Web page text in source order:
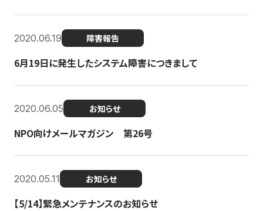
2020.06.19 障害報告
6月19日に発生したシステム障害につきまして
2020.06.05 お知らせ
NPO向けメールマガジン 第26号
2020.05.11 お知らせ
【5/14】緊急メンテナンスのお知らせ